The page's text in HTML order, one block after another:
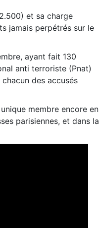
et sa charge
jamais perpétrés sur le
ayant fait 130
anti terroriste (Pnat)
des accusés
membre encore en
parisiennes, et dans la